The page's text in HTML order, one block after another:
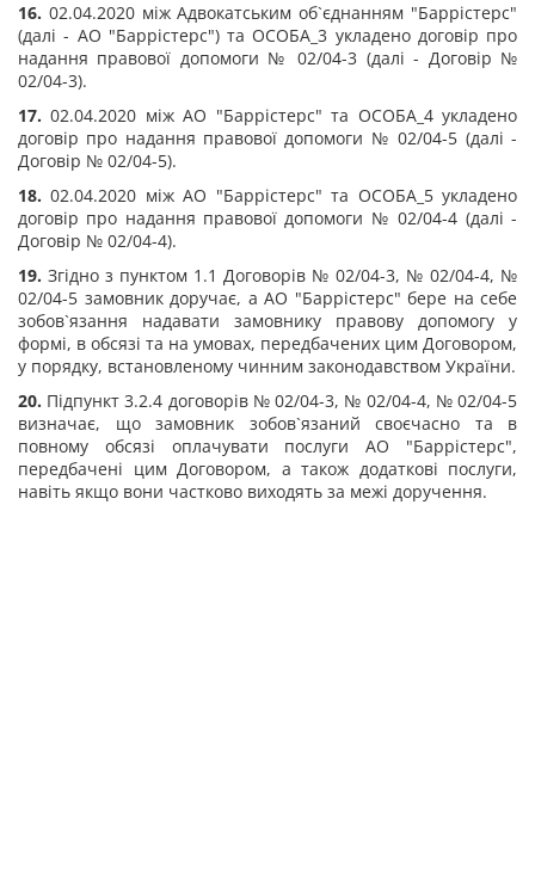
16. 02.04.2020 між Адвокатським об`єднанням "Баррістерс"
(далі - АО "Баррістерс") та ОСОБА_3 укладено договір про
надання правової допомоги № 02/04-3 (далі - Договір №
02/04-3).
17. 02.04.2020 між АО "Баррістерс" та ОСОБА_4 укладено
договір про надання правової допомоги № 02/04-5 (далі -
Договір № 02/04-5).
18. 02.04.2020 між АО "Баррістерс" та ОСОБА_5 укладено
договір про надання правової допомоги № 02/04-4 (далі -
Договір № 02/04-4).
19. Згідно з пунктом 1.1 Договорів № 02/04-3, № 02/04-4, №
02/04-5 замовник доручає, а АО "Баррістерс" бере на себе
зобов`язання надавати замовнику правову допомогу у
формі, в обсязі та на умовах, передбачених цим Договором,
у порядку, встановленому чинним законодавством України.
20. Підпункт 3.2.4 договорів № 02/04-3, № 02/04-4, № 02/04-5
визначає, що замовник зобов`язаний своєчасно та в
повному обсязі оплачувати послуги АО "Баррістерс",
передбачені цим Договором, а також додаткові послуги,
навіть якщо вони частково виходять за межі доручення.